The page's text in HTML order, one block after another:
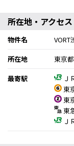
所在地・アクセス
物件名
所在地
東京
最寄駅
Ｊ
東
東
東
Ｊ